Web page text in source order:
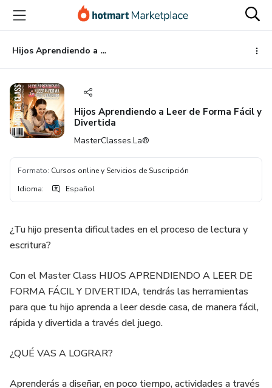
principal
página
de
página
Hijos Aprendiendo a Leer de Forma Fácil y Divertida
Hijos Aprendiendo a Leer de Forma Fácil y
Divertida
MasterClasses.La®
Formato: Cursos online y Servicios de Suscripción
Idioma: Español
¿Tu hijo presenta dificultades en el proceso de lectura y
escritura?
Con el Master Class HIJOS APRENDIENDO A LEER DE
FORMA FÁCIL Y DIVERTIDA, tendrás las herramientas
para que tu hijo aprenda a leer desde casa, de manera fácil,
rápida y divertida a través del juego.
¿QUÉ VAS A LOGRAR?
Aprenderás a diseñar, en poco tiempo, actividades a través